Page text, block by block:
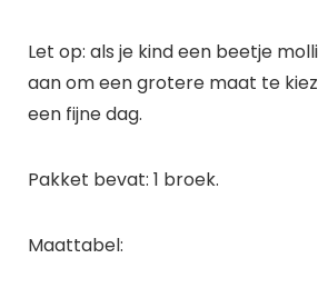
Let op: als je kind een beetje
aan om een grotere maat te
een fijne dag.
Pakket bevat: 1 broek.
Maattabel: